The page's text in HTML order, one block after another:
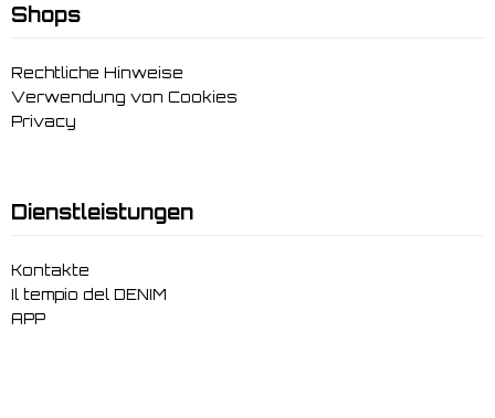
Shops
Rechtliche Hinweise
Verwendung von Cookies
Privacy
Dienstleistungen
Kontakte
Il tempio del DENIM
APP